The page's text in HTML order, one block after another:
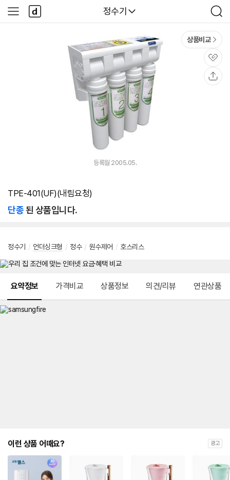
다나와
정수기
검
색
사
이
다
나
와
상품비교
관
심
등록월 2005.05.
TPE-401(UF)(내림요청)
단종된 상품입니다.
정수기 / 언더싱크형 / 정수 / 원수제어 / 호스리스
요약정보 가격비교 상품정보 의견/리뷰 연관상품
이런 상품 어때요? 광고